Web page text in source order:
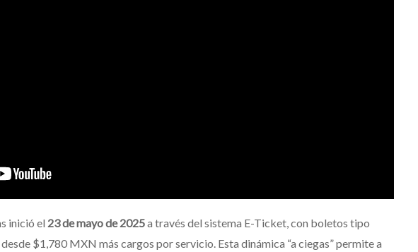
inició el 23 de mayo de 2025a través del sistema E-Ticket, con boletos tipo
$1,780 MXN más cargos por servicio. Esta dinámica “a ciegas” permite a